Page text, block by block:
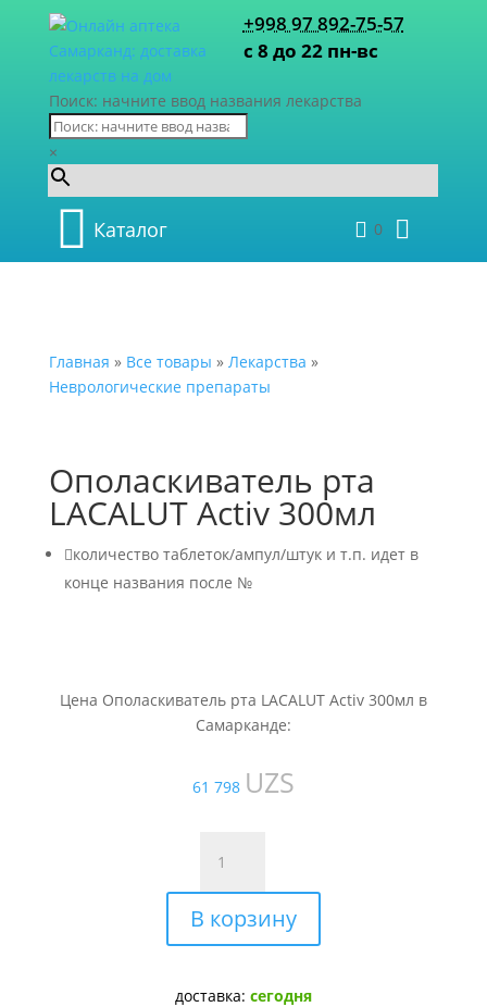
+998 97 892-75-57
с 8 до 22 пн-вс
Поиск: начните ввод названия лекарства
×
Каталог 0
Главная » Все товары » Лекарства »
Неврологические препараты
Ополаскиватель рта
LACALUT Activ 300мл
количество таблеток/ампул/штук и т.п. идет в
конце названия после №
Цена Ополаскиватель рта LACALUT Activ 300мл в
Самарканде:
61 798 UZS
товара
Ополаскиватель
рта
LACALUT
300мл
В корзину
доставка: сегодня